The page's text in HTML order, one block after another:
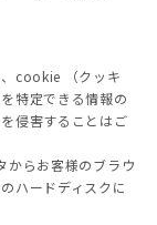
cookie （クッキ
特定できる情報の
侵害することはご
らお客様のブラウ
ハードディスクに